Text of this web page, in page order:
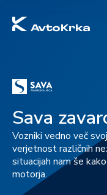
Avtomobilsko
Tehnični
Registracija
Sava
Vozniki vedno več
verjetnost različnih
situacijah nam še
motorja.